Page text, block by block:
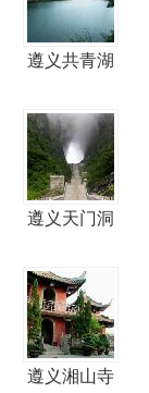
遵义共青湖
遵义天门洞
遵义湘山寺